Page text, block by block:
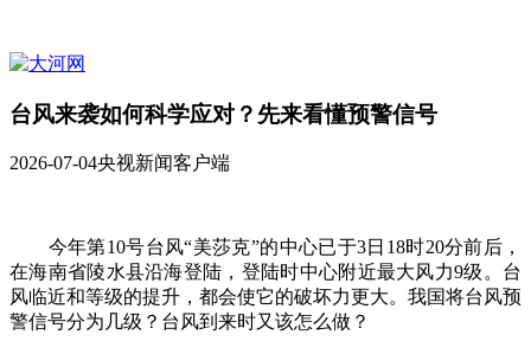
台风来袭如何科学应对？先来看懂预警信号
2026-07-04央视新闻客户端
今年第10号台风“美莎克”的中心已于3日18时20分前后，
在海南省陵水县沿海登陆，登陆时中心附近最大风力9级。台
风临近和等级的提升，都会使它的破坏力更大。我国将台风预
警信号分为几级？台风到来时又该怎么做？